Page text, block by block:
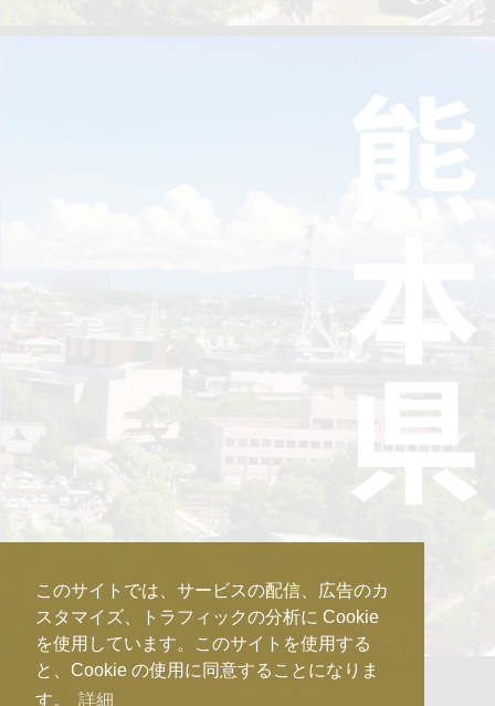
このサイトでは、サービスの配信、広告のカ
スタマイズ、トラフィックの分析に Cookie
を使用しています。このサイトを使用する
と、Cookie の使用に同意することになりま
す。
詳細
さらに読み込む...